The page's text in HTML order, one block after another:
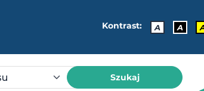
Kontrast: A A
Szukaj